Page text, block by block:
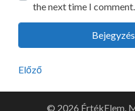
the next time I comment.
Előző
© 2026 ÉrtékElem.